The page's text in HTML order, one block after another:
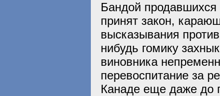
Бандой
принят закон,
высказывания
нибудь гомику
виновника
перевоспитание за
Канаде еще даже до